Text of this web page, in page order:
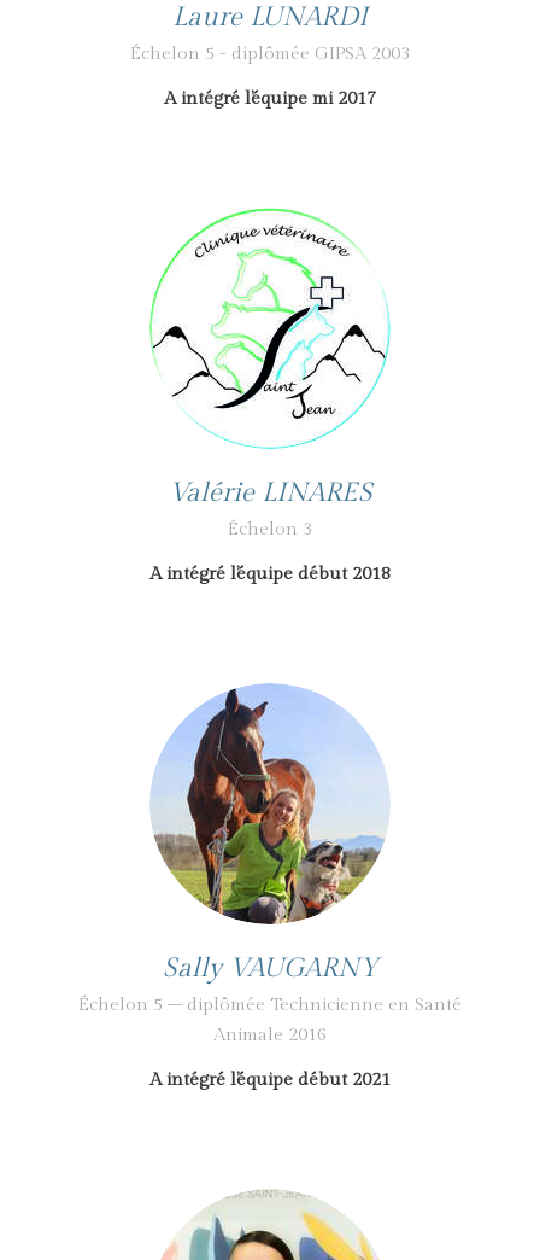
Laure LUNARDI
Échelon 5 - diplômée GIPSA 2003
A intégré l’équipe mi 2017
Valérie LINARES
Échelon 3
A intégré l’équipe début 2018
Sally VAUGARNY
Échelon 5 – diplômée Technicienne en Santé
Animale 2016
A intégré l’équipe début 2021